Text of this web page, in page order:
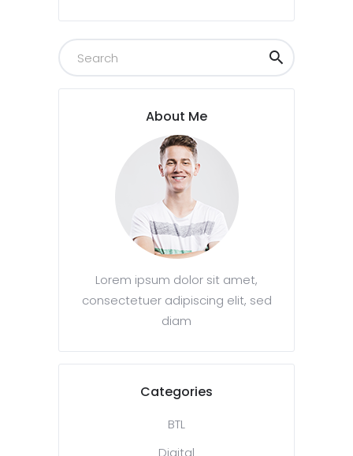
About Me
Lorem ipsum dolor sit amet,
consectetuer adipiscing elit, sed
diam
Categories
BTL